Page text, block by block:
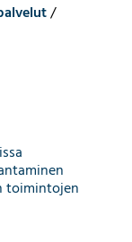
/
toimintojen